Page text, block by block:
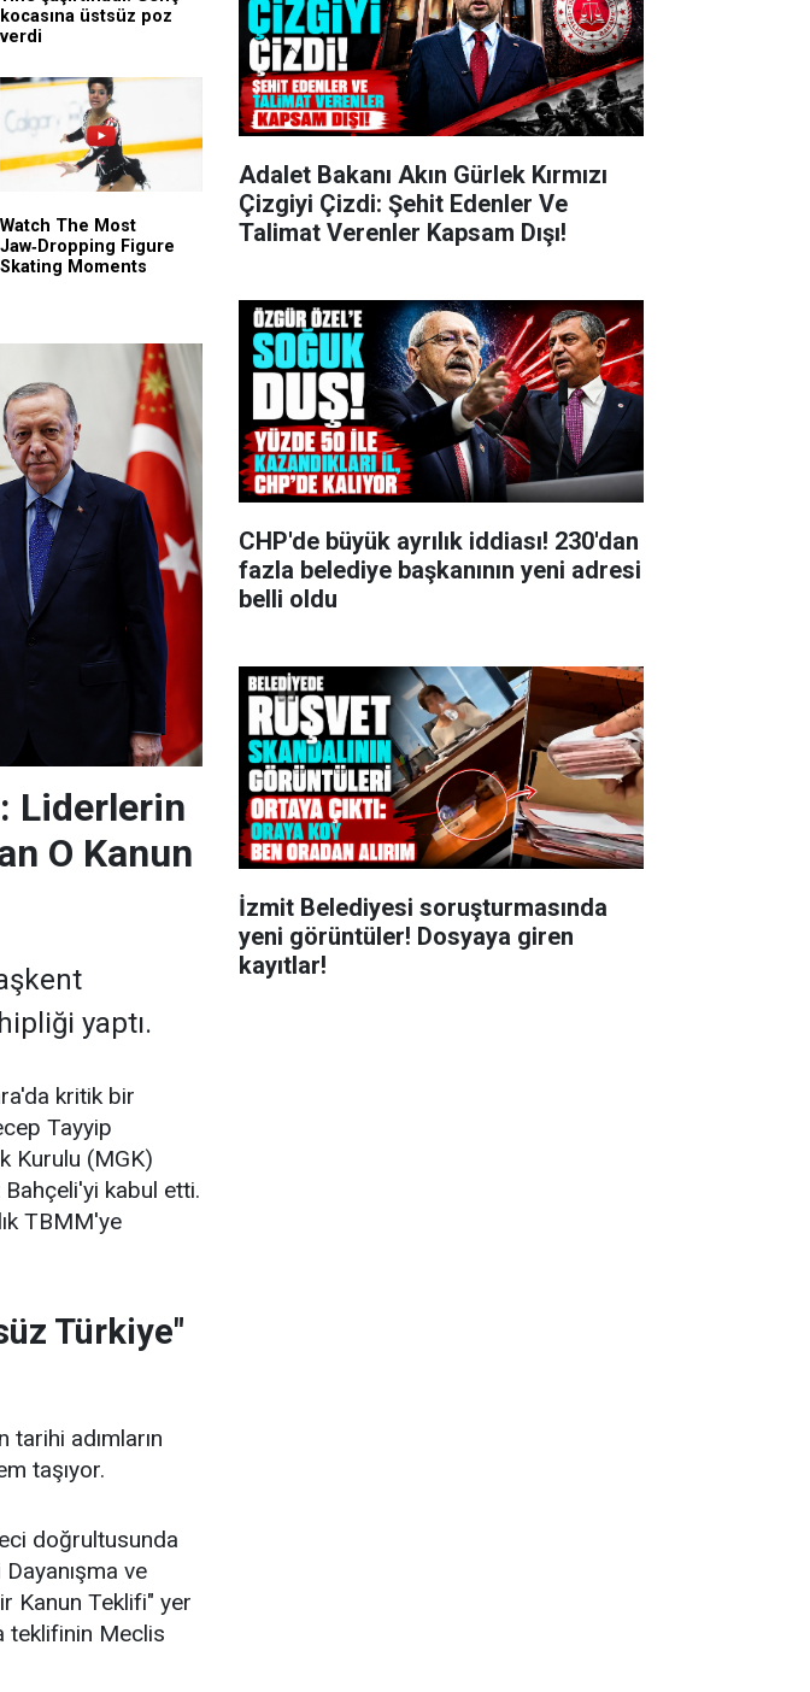
Liderlerin
O Kanun
yaptı.
kritik bir
Tayyip
Kurulu (MGK)
Bahçeli'yi kabul etti.
TBMM'ye
Türkiye"
adımların
taşıyor.
doğrultusunda
ve
Kanun Teklifi" yer
teklifinin Meclis
Adalet Bakanı Akın Gürlek Kırmızı
Çizgiyi Çizdi: Şehit Edenler Ve
Talimat Verenler Kapsam Dışı!
CHP'de büyük ayrılık iddiası! 230'dan
fazla belediye başkanının yeni adresi
belli oldu
İzmit Belediyesi soruşturmasında
yeni görüntüler! Dosyaya giren
kayıtlar!